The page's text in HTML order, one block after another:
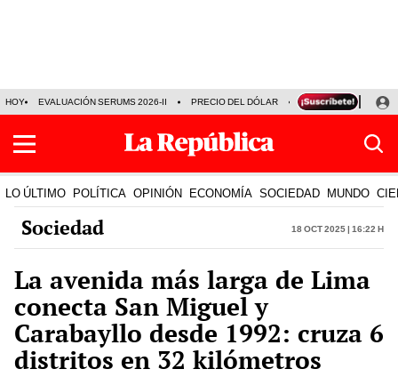
HOY EVALUACIÓN SERUMS 2026-II PRECIO DEL DÓLAR SERIE
LO ÚLTIMO POLÍTICA OPINIÓN ECONOMÍA SOCIEDAD MUNDO
Sociedad 18 Oct 2025 | 16:22 h
La avenida más larga de Lima
conecta San Miguel y
Carabayllo desde 1992: cruza 6
distritos en 32 kilómetros